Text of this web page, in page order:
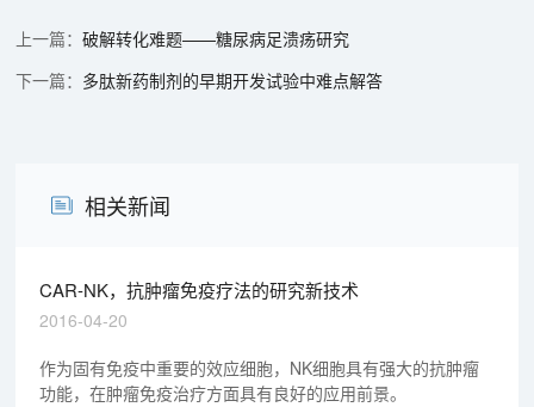
破解转化难题——糖尿病足溃疡研究
多肽新药制剂的早期开发试验中难点解答
相关新闻
CAR-NK，抗肿瘤免疫疗法的研究新技术
2016-04-20
作为固有免疫中重要的效应细胞，NK细胞具有强大的抗肿瘤
功能，在肿瘤免疫治疗方面具有良好的应用前景。